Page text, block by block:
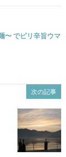
〜 でピリ辛旨ウマ
次の記事